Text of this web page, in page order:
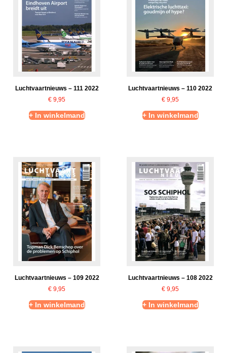
Luchtvaartnieuws – 111 2022
€ 9,95
+ In winkelmand
Luchtvaartnieuws – 110 2022
€ 9,95
+ In winkelmand
Luchtvaartnieuws – 109 2022
€ 9,95
+ In winkelmand
Luchtvaartnieuws – 108 2022
€ 9,95
+ In winkelmand